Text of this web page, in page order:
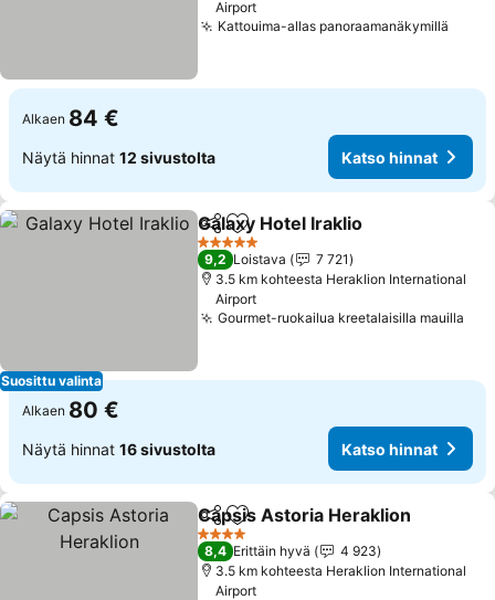
Airport
Kattouima-allas panoraamanäkymillä
Alkaen 84 €
Näytä hinnat 12 sivustolta Katso hinnat
Suosittu valinta
Jaa Lisää suosikkeihin
Galaxy Hotel Iraklio
5 Tähtiluokitus
9,2 Loistava
7 721
3.5 km kohteesta Heraklion International
Airport
Gourmet-ruokailua kreetalaisilla mauilla
Alkaen 80 €
Näytä hinnat 16 sivustolta Katso hinnat
Jaa Lisää suosikkeihin
Capsis Astoria Heraklion
4 Tähtiluokitus
8,4 Erittäin hyvä
4 923
3.5 km kohteesta Heraklion International
Airport